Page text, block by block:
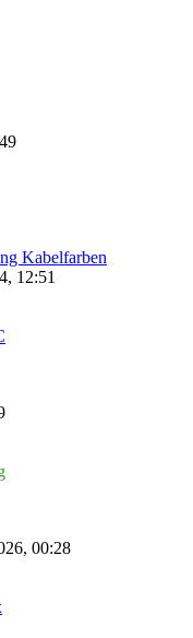
Kabelfarben
12:51
00:28